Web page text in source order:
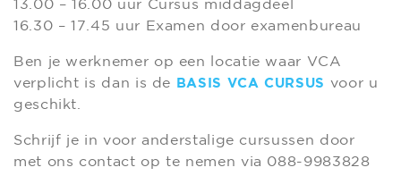
13.00 – 16.00 uur Cursus middagdeel
16.30 – 17.45 uur Examen door examenbureau
Ben je werknemer op een locatie waar VCA
verplicht is dan is de
BASIS VCA CURSUS
voor u
geschikt.
Schrijf je in voor anderstalige cursussen door
met ons contact op te nemen via 088-9983828